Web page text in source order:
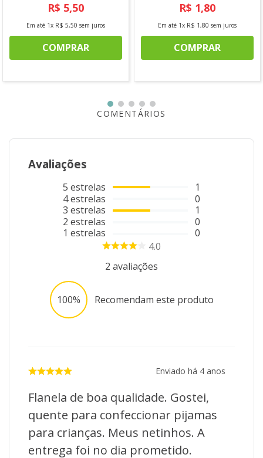
R$ 5,50
Em até 1x R$ 5,50 sem juros
COMPRAR
R$ 1,80
Em até 1x R$ 1,80 sem juros
COMPRAR
COMENTÁRIOS
Avaliações
5 estrelas
4estrelas
3 estrelas
2 estrelas
1 estrelas
1
0
1
0
0
4.0
2 avaliações
100% Recomendam este produto
Enviado há 4 anos
Flanela de boa qualidade. Gostei,
quente para confeccionar pijamas
para crianças. Meus netinhos. A
entrega foi no dia prometido.